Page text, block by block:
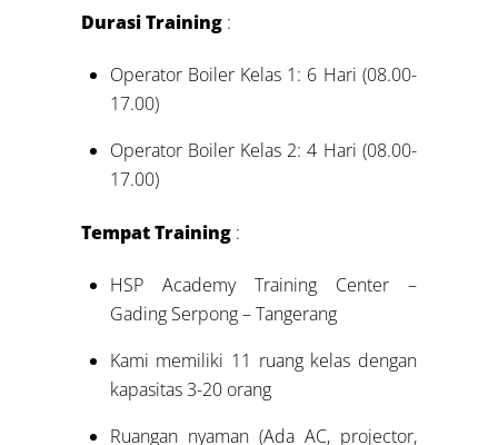
Durasi Training :
Operator Boiler Kelas 1: 6 Hari (08.00-
17.00)
Operator Boiler Kelas 2: 4 Hari (08.00-
17.00)
Tempat Training :
HSP Academy Training Center –
Gading Serpong – Tangerang
Kami memiliki 11 ruang kelas dengan
kapasitas 3-20 orang
Ruangan nyaman (Ada AC, projector,